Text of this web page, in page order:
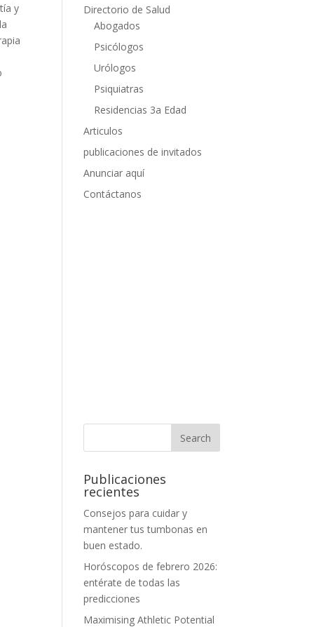
y
Directorio de Salud
Abogados
Psicólogos
Urólogos
Psiquiatras
Residencias 3a Edad
Articulos
publicaciones de invitados
Anunciar aquí
Contáctanos
Publicaciones
recientes
Consejos para cuidar y
mantener tus tumbonas en
buen estado.
Horóscopos de febrero 2026:
entérate de todas las
predicciones
Maximising Athletic Potential